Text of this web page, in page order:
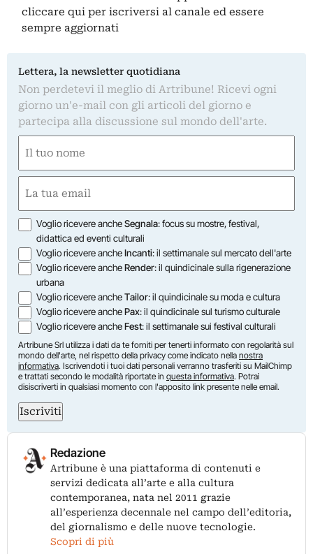
cliccare qui per iscriversi al canale ed essere
sempre aggiornati
Lettera, la newsletter quotidiana
Non perdetevi il meglio di Artribune! Ricevi ogni
giorno un'e-mail con gli articoli del giorno e
partecipa alla discussione sul mondo dell'arte.
(Obbligatorio)
Nome
(Obbligatorio)
Opzioni
Voglio ricevere ancheSegnala: focus su mostre, festival,
didattica ed eventi culturali
Voglio ricevere ancheIncanti: il settimanale sul mercato dell'arte
Voglio ricevere ancheRender: il quindicinale sulla rigenerazione
urbana
Voglio ricevere ancheTailor: il quindicinale su moda e cultura
Voglio ricevere anchePax: il quindicinale sul turismo culturale
Voglio ricevere ancheFest: il settimanale sui festival culturali
Artribune Srl utilizza i dati da te forniti per tenerti informato con regolarità sul
mondo dell'arte, nel rispetto della privacy come indicato nella nostra
informativa. Iscrivendoti i tuoi dati personali verranno trasferiti su MailChimp
e trattati secondo le modalità riportate in questa informativa. Potrai
disiscriverti in qualsiasi momento con l'apposito link presente nelle email.
Iscriviti
Redazione
Artribune è una piattaforma di contenuti e
servizi dedicata all’arte e alla cultura
contemporanea, nata nel 2011 grazie
all’esperienza decennale nel campo dell’editoria,
del giornalismo e delle nuove tecnologie.
Scopri di più